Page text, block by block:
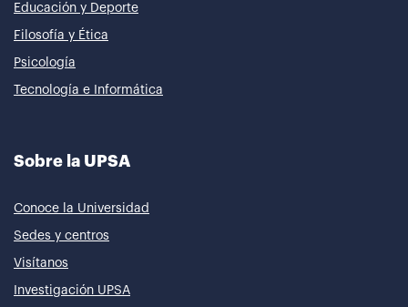
Educación y Deporte
Filosofía y Ética
Psicología
Tecnología e Informática
Sobre la UPSA
Conoce la Universidad
Sedes y centros
Visítanos
Investigación UPSA